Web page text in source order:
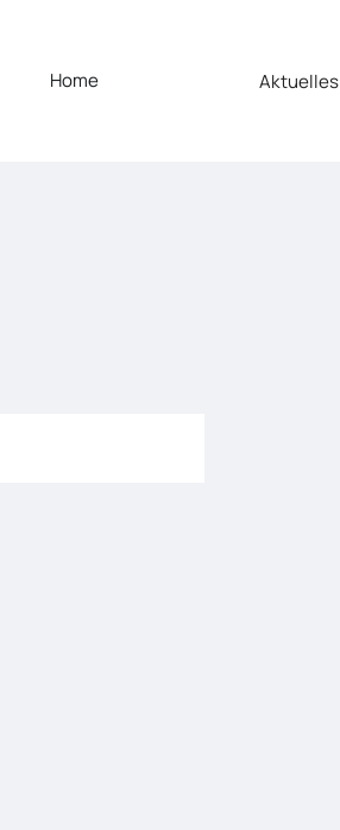
Home Aktuelles